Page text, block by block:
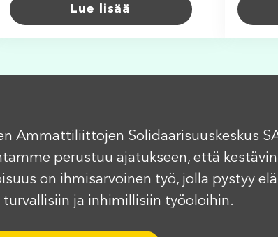
Lue lisää
Ammattiliittojen Solidaarisuuskeskus
perustuu ajatukseen, että
on ihmisarvoinen työ, jolla pystyy
turvallisiin ja inhimillisiin työoloihin.